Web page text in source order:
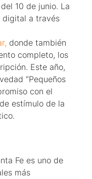
10 de junio. La
digital a través
donde también
completo, los
Este año,
“Pequeños
con el
estímulo de la
Fe es uno de
más